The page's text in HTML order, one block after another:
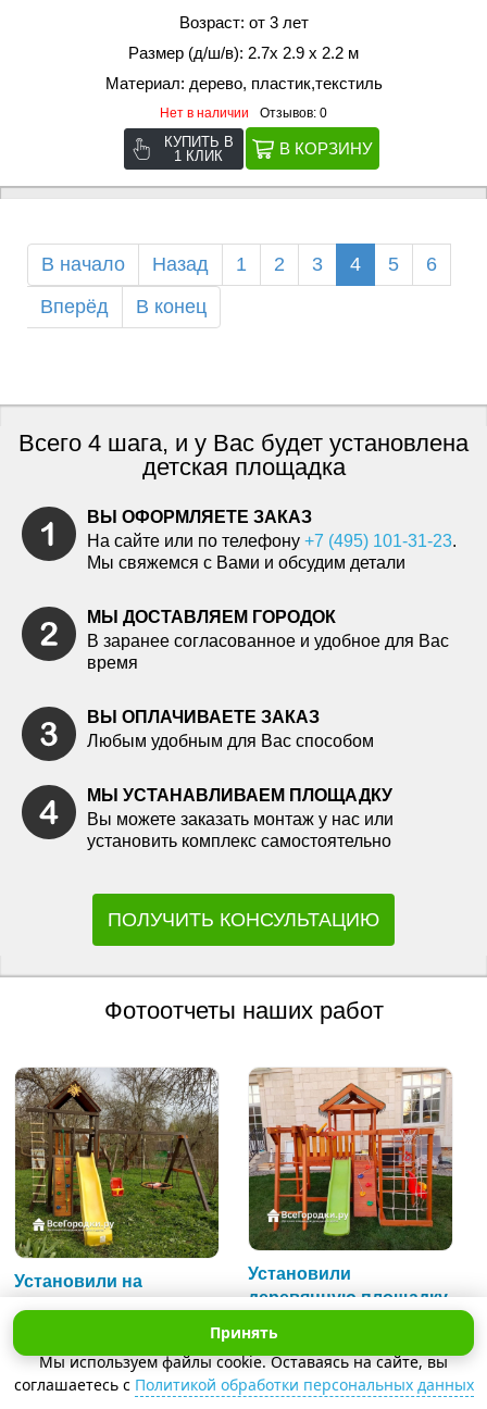
Возраст: от 3 лет
Размер (д/ш/в): 2.7х 2.9 х 2.2 м
Материал: дерево, пластик,текстиль
Нет в наличии Отзывов: 0
КУПИТЬ В
1 КЛИК
В начало Назад 1 2 3 4 5
6
Вперёд
В конец
Всего 4 шага, и у Вас будет установлена
детская площадка
ВЫ ОФОРМЛЯЕТЕ ЗАКАЗ
На сайте или по телефону +7 (495) 101-31-23.
Мы свяжемся с Вами и обсудим детали
МЫ ДОСТАВЛЯЕМ ГОРОДОК
В заранее согласованное и удобное для Вас
время
ВЫ ОПЛАЧИВАЕТЕ ЗАКАЗ
Любым удобным для Вас способом
МЫ УСТАНАВЛИВАЕМ ПЛОЩАДКУ
Вы можете заказать монтаж у нас или
установить комплекс самостоятельно
ПОЛУЧИТЬ КОНСУЛЬТАЦИЮ
Фотоотчеты наших работ
Установили на
Панда Фани Gride
Установили
деревянную площадку
Мы используем файлы cookie. Оставаясь на сайте, вы
соглашаетесь с Политикой обработки персональных данных
Принять